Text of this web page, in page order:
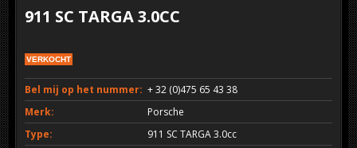
911 SC TARGA 3.0CC
VERKOCHT
Bel mij op het nummer: + 32 (0)475 65 43 38
Merk:
Porsche
Type:
911 SC TARGA 3.0cc